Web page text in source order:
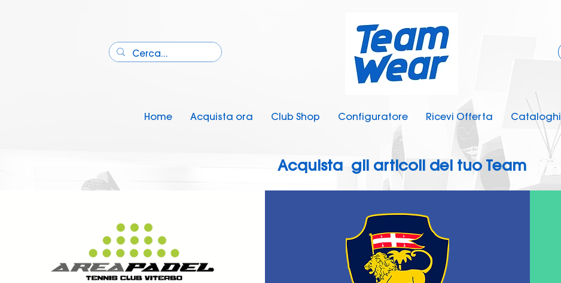
Home Acquista ora Club Shop Configuratore Ricevi Offerta Cataloghi
Acquista gli articoli del tuo Team